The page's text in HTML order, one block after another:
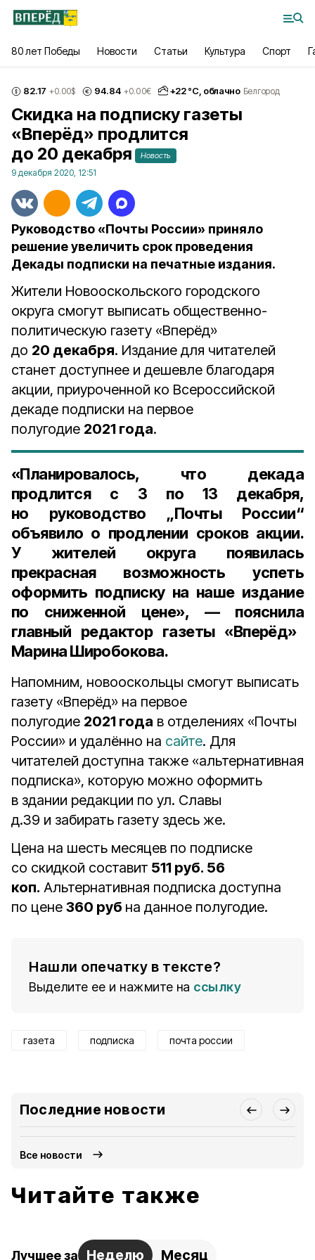
80 лет Победы Новости Статьи Культура Спорт
82.17 +0.00$ 94.84 +0.00€ +22°С, облачно Белгород
Скидка на подписку газеты
«Вперёд» продлится
до 20 декабря
Новость
9 декабря 2020, 12:51
Руководство «Почты России» приняло
решение увеличить срок проведения
Декады подписки на печатные издания.
Жители Новооскольского городского
округа смогут выписать общественно-
политическую газету «Вперёд»
до 20 декабря. Издание для читателей
станет доступнее и дешевле благодаря
акции, приуроченной ко Всероссийской
декаде подписки на первое
полугодие 2021 года.
«Планировалось, что декада
продлится с 3 по13 декабря,
но руководство „Почты России“
объявило о продлении сроков акции.
У жителей округа появилась
прекрасная возможность успеть
оформить подписку на наше издание
по сниженной цене», — пояснила
главный редактор газеты «Вперёд»
Марина Широбокова.
Напомним, новооскольцы смогут выписать
газету «Вперёд» на первое
полугодие 2021 года в отделениях «Почты
России» и удалённо на сайте. Для
читателей доступна также «альтернативная
подписка», которую можно оформить
в здании редакции по ул. Славы
д.39 и забирать газету здесь же.
Цена на шесть месяцев по подписке
со скидкой составит 511 руб. 56
коп. Альтернативная подписка доступна
по цене 360 руб на данное полугодие.
Нашли опечатку в тексте?
Выделите ее и нажмите на ссылку
газета подписка почта россии
Последние новости
Все новости
Читайте также
Лучшее за Неделю Месяц